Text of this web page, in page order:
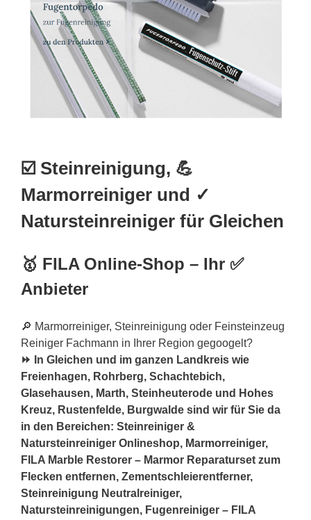
☑️ Steinreinigung, 💪
Marmorreiniger und ✓
Natursteinreiniger für Gleichen
🥇 FILA Online-Shop – Ihr ✅
Anbieter
🔎 Marmorreiniger, Steinreinigung oder Feinsteinzeug
Reiniger Fachmann in Ihrer Region gegoogelt?
⏩ In Gleichen und im ganzen Landkreis wie
Freienhagen, Rohrberg, Schachtebich,
Glasehausen, Marth, Steinheuterode und Hohes
Kreuz, Rustenfelde, Burgwalde sind wir für Sie da
in den Bereichen: Steinreiniger &
Natursteinreiniger Onlineshop, Marmorreiniger,
FILA Marble Restorer – Marmor Reparaturset zum
Flecken entfernen, Zementschleierentferner,
Steinreinigung Neutralreiniger,
Natursteinreinigungen, Fugenreiniger – FILA